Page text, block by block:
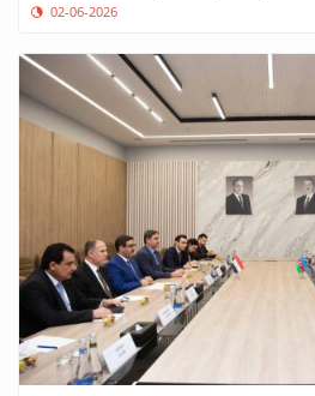
02-06-2026